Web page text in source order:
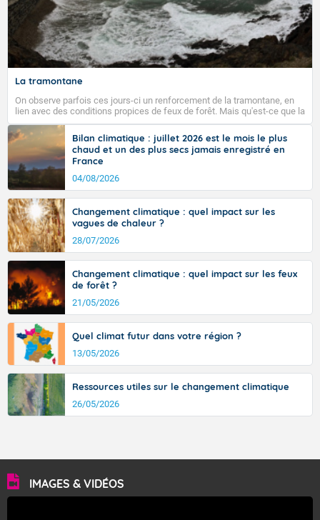
La tramontane
On observe parfois ces jours-ci un renforcement de la tramontane, en
lien avec des conditions propices de feux de forêt. Mais qu'est-ce que la
tramontane ? Quelles sont ses caractéristiques ? La tramontane est un
vent turbulent soufflant de secteur nord-ouest à nord, ou ouest à nord-
ouest, dans un secteur qui part du Roussillon à la vallée de l’Aude et à
l’ouest de l’Hérault. L’étymologie de ce vent vient du latin trasmontanus,
signifiant au-delà des monts, en allusion aux régions montagneuses
d’où provient ce vent.
Bilan climatique : juillet 2026 est le mois le plus
chaud et un des plus secs jamais enregistré en
France
04/08/2026
Changement climatique : quel impact sur les
vagues de chaleur ?
28/07/2026
Changement climatique : quel impact sur les feux
de forêt ?
21/05/2026
Quel climat futur dans votre région ?
13/05/2026
Ressources utiles sur le changement climatique
26/05/2026
IMAGES & VIDÉOS